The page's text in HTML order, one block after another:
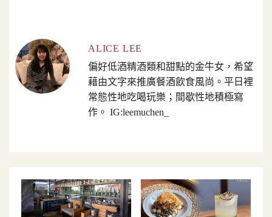
ALICE LEE
偏好低酒精酒類和甜點的金牛女，希望
藉由文字來推廣餐酒飲食風尚。平日裡
常態性地吃喝玩樂；間歇性地積極寫
作。 IG:leemuchen_